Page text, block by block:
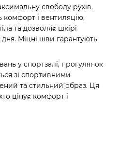
свободу рухів.
і вентиляцію,
та дозволяє шкірі
дня. Міцні шви гарантують
у спортзалі, прогулянок
зі спортивними
та стильний образ. Ця
цінує комфорт і